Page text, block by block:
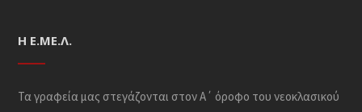
Η Ε.ΜΕ.Λ.
Τα γραφεία μας στεγάζονται στον Α΄ όροφο του νεοκλασικού